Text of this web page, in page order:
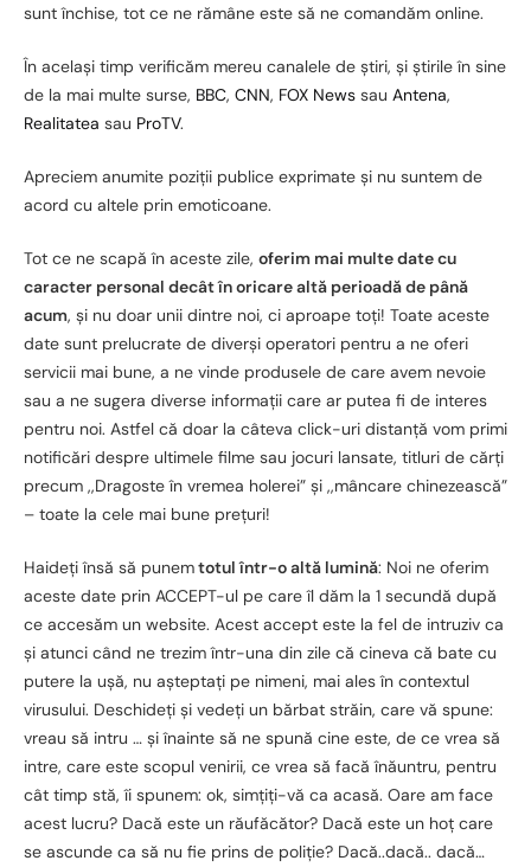
sunt închise, tot ce ne rămâne este să ne comandăm online.
În același timp verificăm mereu canalele de știri, și știrile în sine
de la mai multe surse, BBC, CNN, FOX News sau Antena,
Realitatea sau ProTV.
Apreciem anumite poziții publice exprimate și nu suntem de
acord cu altele prin emoticoane.
Tot ce ne scapă în aceste zile, oferim mai multe date cu
caracter personal decât în oricare altă perioadă de până
acum, și nu doar unii dintre noi, ci aproape toți! Toate aceste
date sunt prelucrate de diverși operatori pentru a ne oferi
servicii mai bune, a ne vinde produsele de care avem nevoie
sau a ne sugera diverse informații care ar putea fi de interes
pentru noi. Astfel că doar la câteva click-uri distanță vom primi
notificări despre ultimele filme sau jocuri lansate, titluri de cărți
precum ,,Dragoste în vremea holerei” și ,,mâncare chinezească”
– toate la cele mai bune prețuri!
Haideți însă să punemtotul într-o altă lumină: Noi ne oferim
aceste date prin ACCEPT-ul pe care îl dăm la 1 secundă după
ce accesăm un website. Acest accept este la fel de intruziv ca
și atunci când ne trezim într-una din zile că cineva că bate cu
putere la ușă, nu așteptați pe nimeni, mai ales în contextul
virusului. Deschideți și vedeți un bărbat străin, care vă spune:
vreau să intru … și înainte să ne spună cine este, de ce vrea să
intre, care este scopul venirii, ce vrea să facă înăuntru, pentru
cât timp stă, îi spunem: ok, simțiți-vă ca acasă. Oare am face
acest lucru? Dacă este un răufăcător? Dacă este un hoț care
se ascunde ca să nu fie prins de poliție? Dacă..dacă.. dacă…